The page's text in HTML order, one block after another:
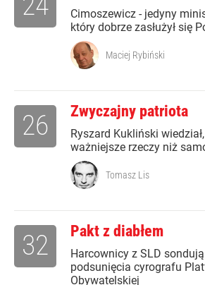
Cimoszewicz - jedyny
który dobrze zasłużył się
Maciej Rybiński
Zwyczajny patriota
Ryszard Kukliński
ważniejsze rzeczy niż
26
Tomasz Lis
Pakt z diabłem
Harcownicy z SLD
podsunięcia cyrografu
Obywatelskiej
32